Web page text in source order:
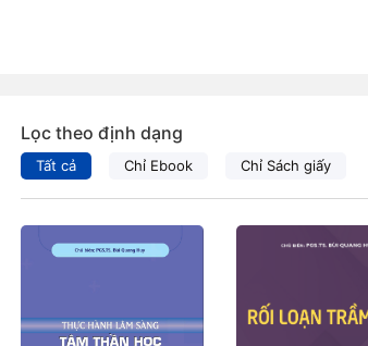
Lọc theo định dạng
Tất cả Chỉ Ebook Chỉ Sách giấy